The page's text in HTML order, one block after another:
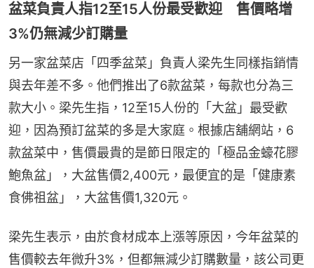
盆菜負責人指12至15人份最受歡迎 售價略增
3%仍無減少訂購量
另一家盆菜店「四季盆菜」負責人梁先生同樣指銷情
與去年差不多。他們推出了6款盆菜，每款也分為三
款大小。梁先生指，12至15人份的「大盆」最受歡
迎，因為預訂盆菜的多是大家庭。根據店舖網站，6
款盆菜中，售價最貴的是節日限定的「極品金蠔花膠
鮑魚盆」，大盆售價2,400元，最便宜的是「健康素
食佛祖盆」，大盆售價1,320元。
梁先生表示，由於食材成本上漲等原因，今年盆菜的
售價較去年微升3%，但都無減少訂購數量，該公司更